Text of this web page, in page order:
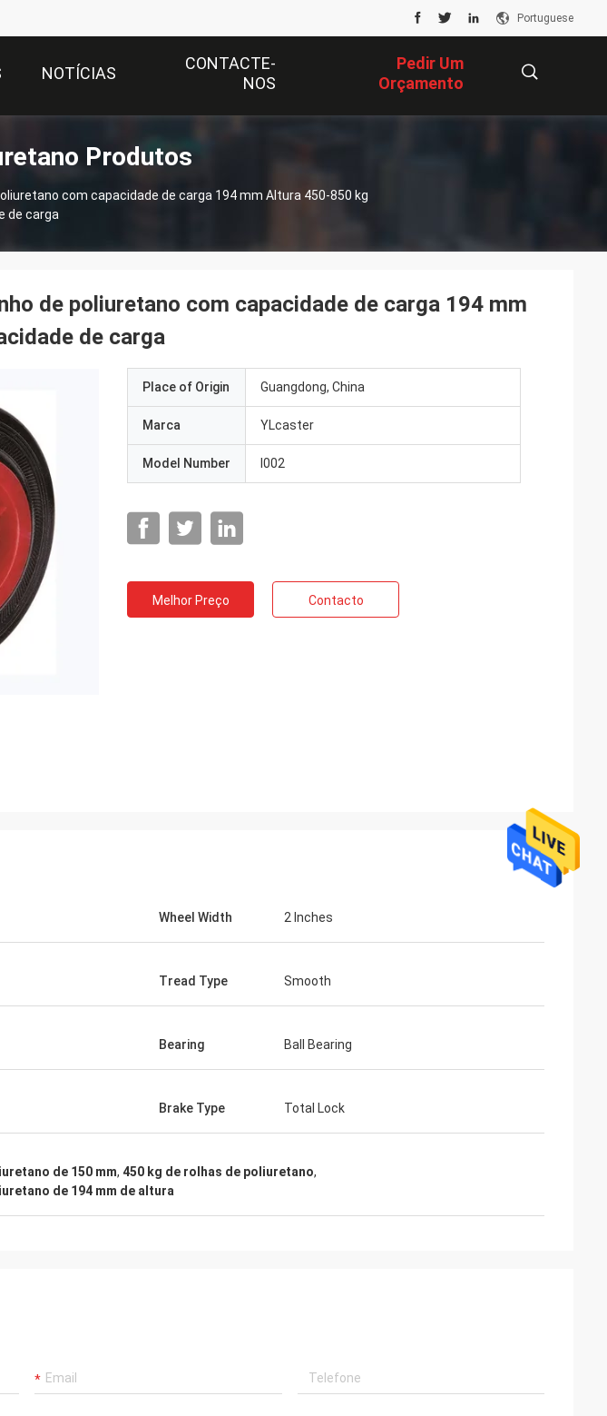
Portuguese
NOTÍCIAS
CONTACTE-
NOS
Pedir Um
Orçamento
Produtos
com capacidade de carga 194 mm Altura 450-850 kg
de carga
de poliuretano com capacidade de carga 194 mm
de carga
Place of Origin Guangdong, China
Marca YLcaster
Model Number I002
Melhor Preço Contacto
Wheel Width 2 Inches
Tread Type Smooth
Bearing Ball Bearing
Brake Type Total Lock
de 150 mm, 450 kg de rolhas de poliuretano,
de 194 mm de altura